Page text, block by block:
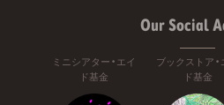
Our Social
ミニシアター・エイ
ド基金
ブックストア・
ド基金